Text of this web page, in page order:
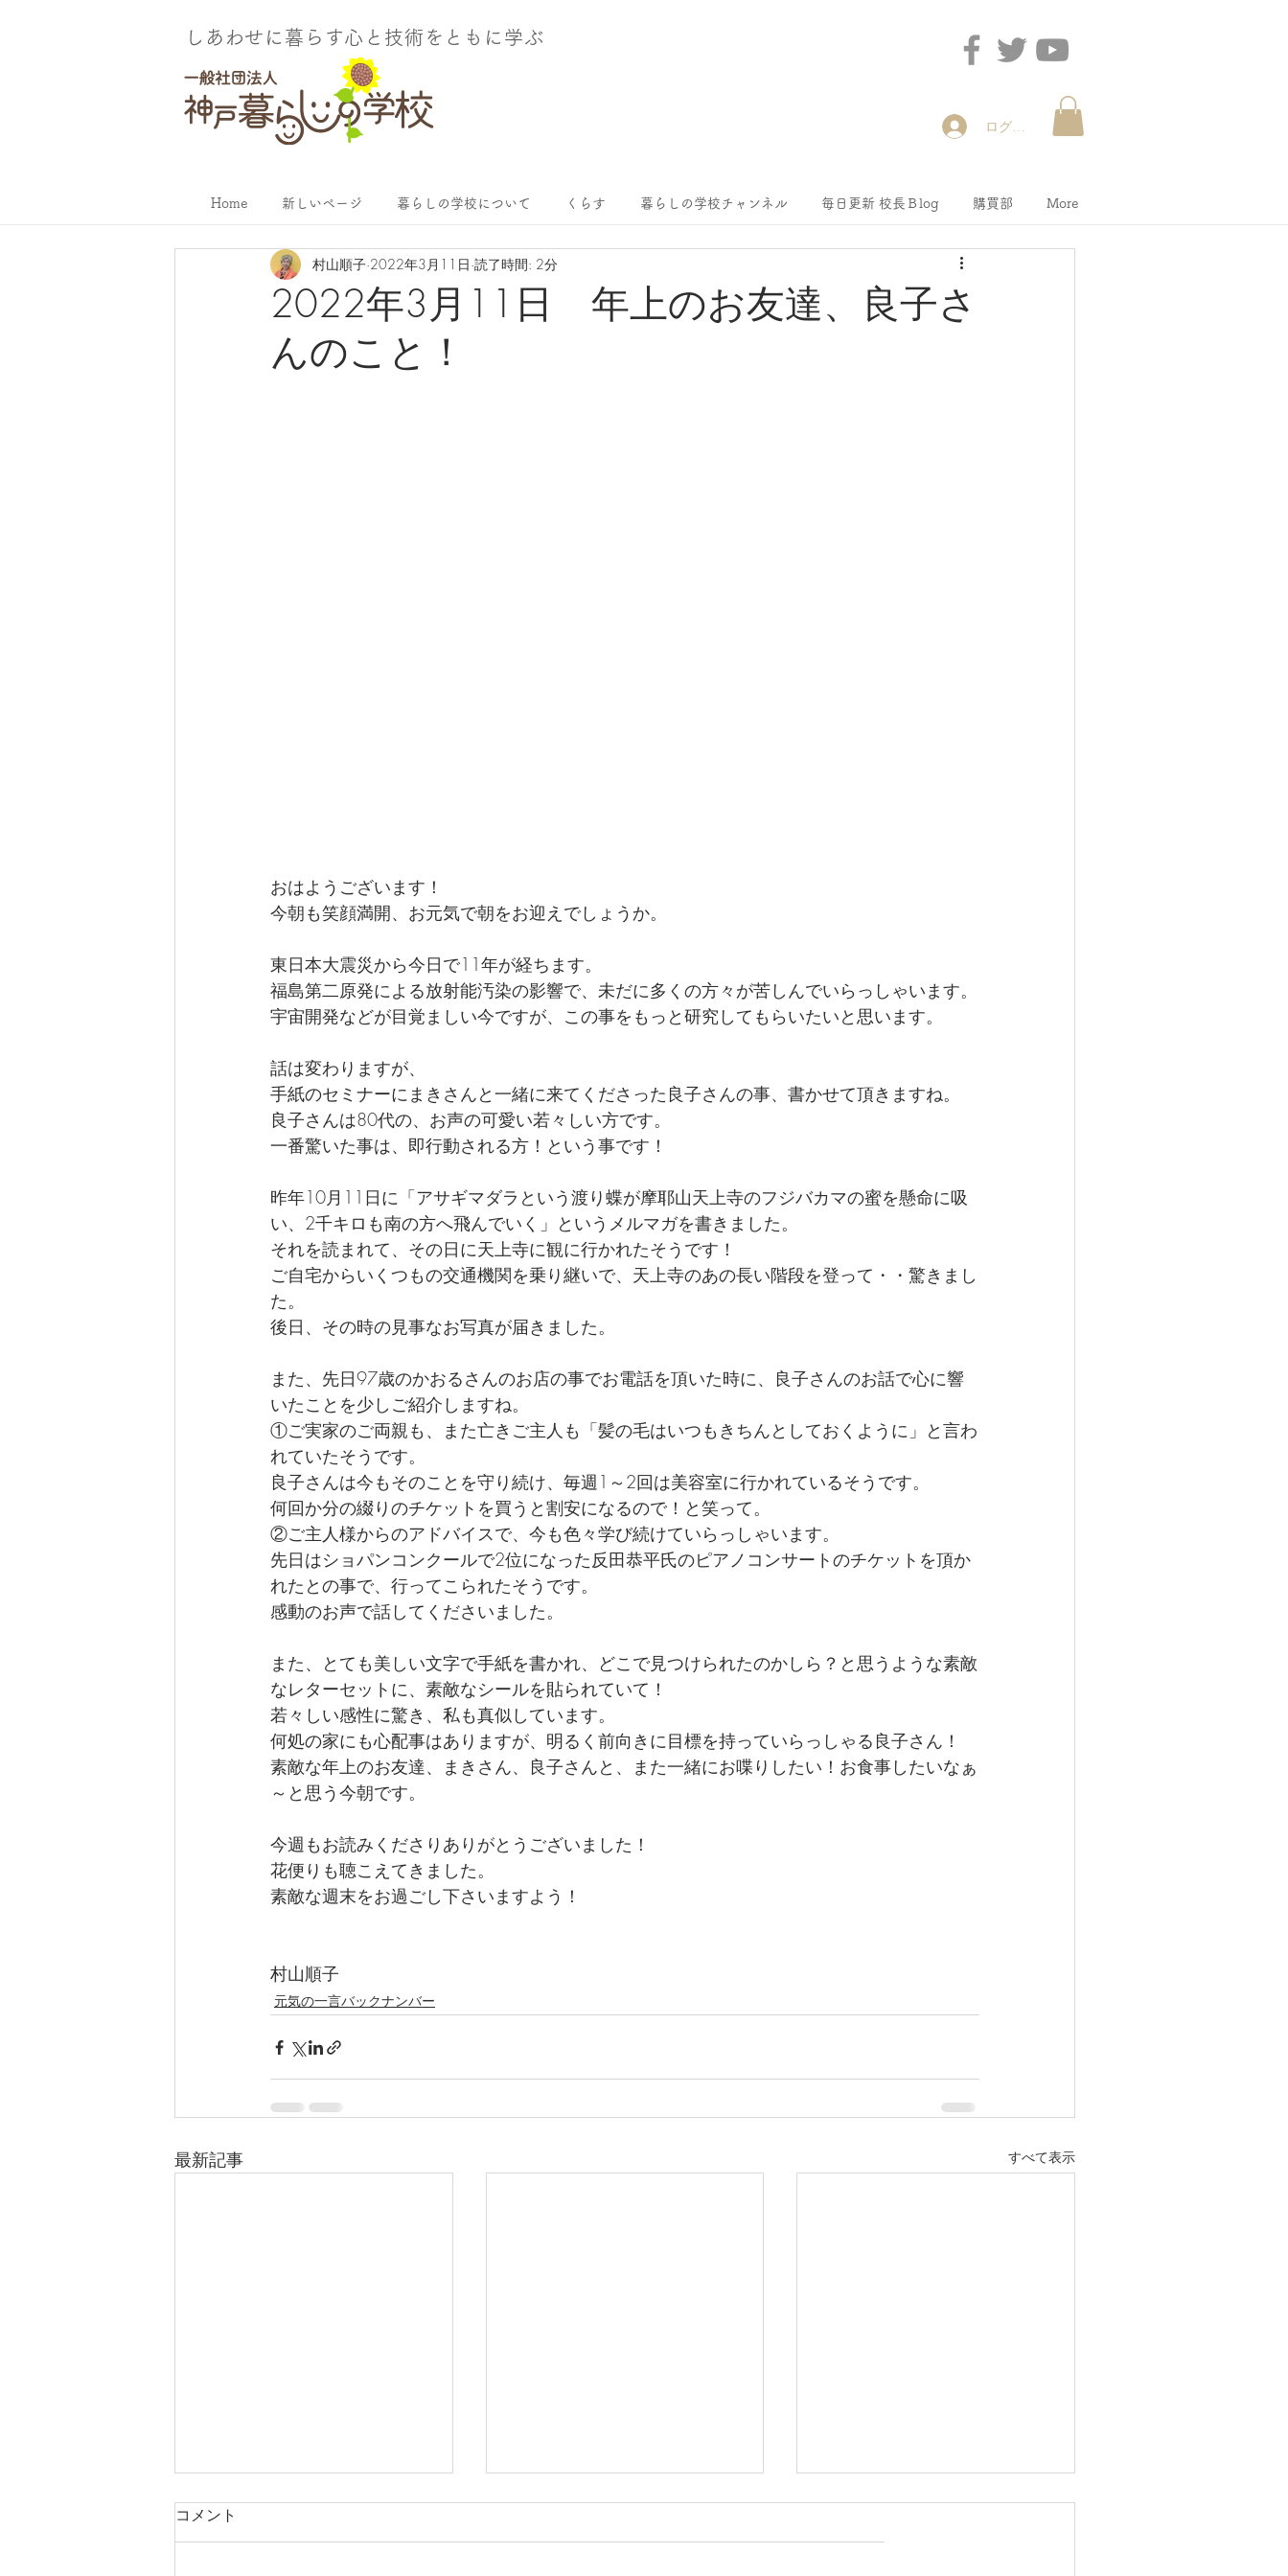
しあわせに暮らす​心と技術をともに学ぶ
ログイン
Home 新しいページ 暮らしの学校について くらす 暮らしの学校チャンネル 毎日更新 校長Ｂlog 購買部 More
2022年3月11日 年上のお友達、良子さ
んのこと！
村山順子 2022年3月11日 読了時間: 2分
おはようございます！
今朝も笑顔満開、お元気で朝をお迎えでしょうか。
東日本大震災から今日で11年が経ちます。
福島第二原発による放射能汚染の影響で、未だに多くの方々が苦しんでいらっしゃいます。
宇宙開発などが目覚ましい今ですが、この事をもっと研究してもらいたいと思います。
話は変わりますが、
手紙のセミナーにまきさんと一緒に来てくださった良子さんの事、書かせて頂きますね。
良子さんは80代の、お声の可愛い若々しい方です。
一番驚いた事は、即行動される方！という事です！
昨年10月11日に「アサギマダラという渡り蝶が摩耶山天上寺のフジバカマの蜜を懸命に吸
い、2千キロも南の方へ飛んでいく」というメルマガを書きました。
それを読まれて、その日に天上寺に観に行かれたそうです！
ご自宅からいくつもの交通機関を乗り継いで、天上寺のあの長い階段を登って・・驚きまし
た。
後日、その時の見事なお写真が届きました。
また、先日97歳のかおるさんのお店の事でお電話を頂いた時に、良子さんのお話で心に響
いたことを少しご紹介しますね。
①ご実家のご両親も、また亡きご主人も「髪の毛はいつもきちんとしておくように」と言わ
れていたそうです。
良子さんは今もそのことを守り続け、毎週1～2回は美容室に行かれているそうです。
何回か分の綴りのチケットを買うと割安になるので！と笑って。
②ご主人様からのアドバイスで、今も色々学び続けていらっしゃいます。
先日はショパンコンクールで2位になった反田恭平氏のピアノコンサートのチケットを頂か
れたとの事で、行ってこられたそうです。
感動のお声で話してくださいました。
また、とても美しい文字で手紙を書かれ、どこで見つけられたのかしら？と思うような素敵
なレターセットに、素敵なシールを貼られていて！
若々しい感性に驚き、私も真似しています。
何処の家にも心配事はありますが、明るく前向きに目標を持っていらっしゃる良子さん！
素敵な年上のお友達、まきさん、良子さんと、また一緒にお喋りしたい！お食事したいなぁ
～と思う今朝です。
今週もお読みくださりありがとうございました！
花便りも聴こえてきました。
素敵な週末をお過ごし下さいますよう！
村山順子
元気の一言バックナンバー
最新記事 すべて表示
コメント